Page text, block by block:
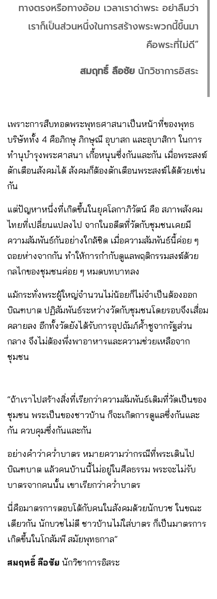
ทางตรงหรือทางอ้อม เวลาเราด่าพระ อย่าลืมว่า
เราก็เป็นส่วนหนึ่งในการสร้างพระพวกนี้ขึ้นมา
คือพระที่ไม่ดี”
สมฤทธิ์ ลือชัย นักวิชาการอิสระ
เพราะการสืบทอดพระพุทธศาสนาเป็นหน้าที่ของพุทธ
บริษัททั้ง 4 คือภิกษุ ภิกษุณี อุบาสก และอุบาสิกา ในการ
ทำนุบำรุงพระศาสนา เกื้อหนุนซึ่งกันและกัน เมื่อพระสงฆ์
ตักเตือนสังคมได้ สังคมก็ต้องตักเตือนพระสงฆ์ได้ด้วยเช่น
กัน
แต่ปัญหาหนึ่งที่เกิดขึ้นในยุคโลกาภิวัตน์ คือ สภาพสังคม
ไทยที่เปลี่ยนแปลงไป จากในอดีตที่วัดกับชุมชนเคยมี
ความสัมพันธ์กันอย่างใกล้ชิด เมื่อความสัมพันธ์นี้ค่อย ๆ
ถอยห่างจากกัน ทำให้การกำกับดูแลพฤติกรรมสงฆ์ด้วย
กลไกของชุมชนค่อย ๆ หมดบทบาทลง
แม้กระทั่งพระผู้ใหญ่จำนวนไม่น้อยก็ไม่จำเป็นต้องออก
บิณฑบาต ปฏิสัมพันธ์ระหว่างวัดกับชุมชนโดยรอบจึงเสื่อม
คลายลง อีกทั้งวัดยังได้รับการอุปถัมภ์ค้ำชูจากรัฐส่วน
กลาง จึงไม่ต้องพึ่งพาอาหารและความช่วยเหลือจาก
ชุมชน
“ถ้าเราไปสร้างสิ่งที่เรียกว่าความสัมพันธ์เดิมที่วัดเป็นของ
ชุมชน พระเป็นของชาวบ้าน ก็จะเกิดการดูแลซึ่งกันและ
กัน ควบคุมซึ่งกันและกัน
อย่างคําว่าคว่ำบาตร หมายความว่ากรณีที่พระเดินไป
บิณฑบาต แล้วคนบ้านนี้ไม่อยู่ในศีลธรรม พระจะไม่รับ
บาตรจากคนนั้น เขาเรียกว่าคว่ำบาตร
นี่คือมาตรการตอบโต้กับคนในสังคมด้วยนักบวช ในขณะ
เดียวกัน นักบวชไม่ดี ชาวบ้านไม่ใส่บาตร ก็เป็นมาตรการ
เกิดขึ้นในโกสัมพี สมัยพุทธกาล”
สมฤทธิ์ ลือชัย นักวิชาการอิสระ